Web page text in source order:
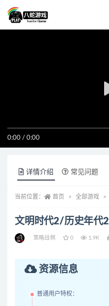
0:00 / 0:00
详情介绍 常见问题
当前位置： 首页 全部游戏
文明时代2/历史年代2
策略战棋 0 1.9K
资源信息
普通用户特权：